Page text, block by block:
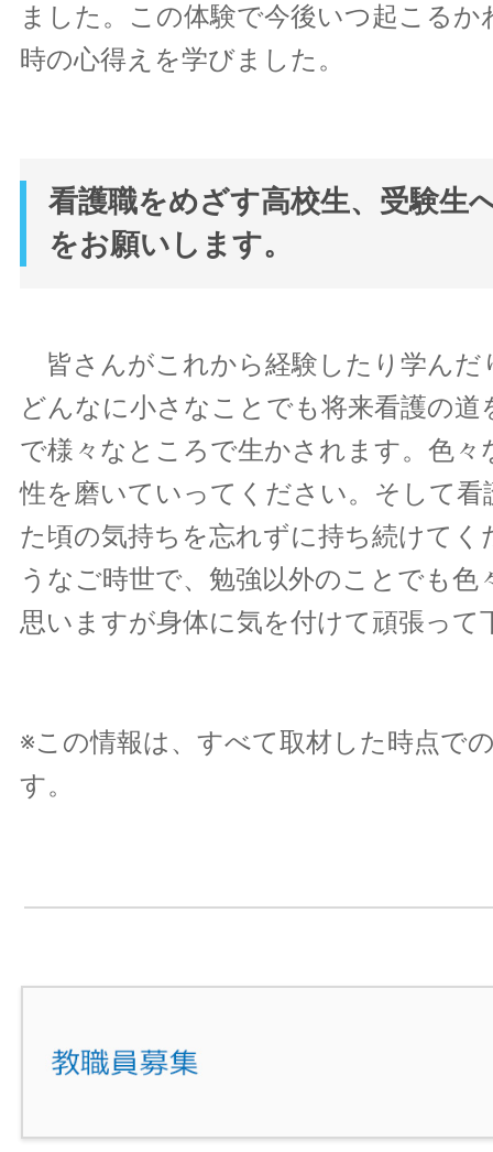
ました。この体験で今後いつ起こるか
時の心得えを学びました。
看護職をめざす高校生、受験生
をお願いします。
皆さんがこれから経験したり学んだ
どんなに小さなことでも将来看護の道
で様々なところで生かされます。色々
性を磨いていってください。そして看
た頃の気持ちを忘れずに持ち続けてく
うなご時世で、勉強以外のことでも色
思いますが身体に気を付けて頑張って
※この情報は、すべて取材した時点で
す。